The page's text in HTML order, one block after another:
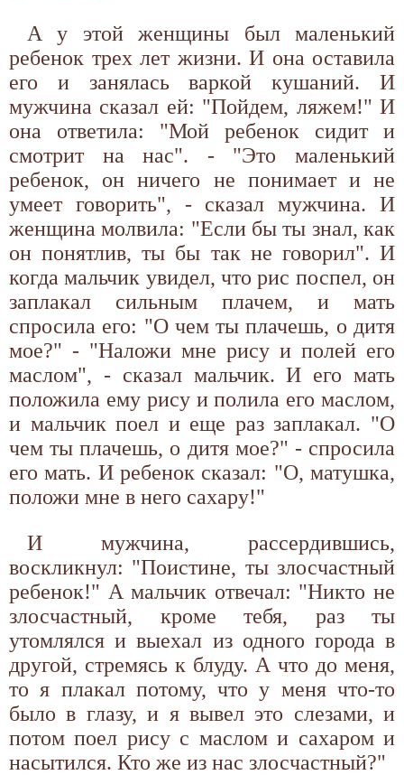
А у этой женщины был маленький
ребенок трех лет жизни. И она оставила
его и занялась варкой кушаний. И
мужчина сказал ей: "Пойдем, ляжем!" И
она ответила: "Мой ребенок сидит и
смотрит на нас". - "Это маленький
ребенок, он ничего не понимает и не
умеет говорить", - сказал мужчина. И
женщина молвила: "Если бы ты знал, как
он понятлив, ты бы так не говорил". И
когда мальчик увидел, что рис поспел, он
заплакал сильным плачем, и мать
спросила его: "О чем ты плачешь, о дитя
мое?" - "Наложи мне рису и полей его
маслом", - сказал мальчик. И его мать
положила ему рису и полила его маслом,
и мальчик поел и еще раз заплакал. "О
чем ты плачешь, о дитя мое?" - спросила
его мать. И ребенок сказал: "О, матушка,
положи мне в него сахару!"
И мужчина, рассердившись,
воскликнул: "Поистине, ты злосчастный
ребенок!" А мальчик отвечал: "Никто не
злосчастный, кроме тебя, раз ты
утомлялся и выехал из одного города в
другой, стремясь к блуду. А что до меня,
то я плакал потому, что у меня что-то
было в глазу, и я вывел это слезами, и
потом поел рису с маслом и сахаром и
насытился. Кто же из нас злосчастный?"